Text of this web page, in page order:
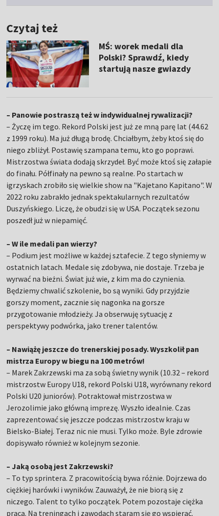
Czytaj też
MŚ: worek medali dla
Polski? Sprawdź, kiedy
startują nasze gwiazdy
– Panowie postraszą też w indywidualnej rywalizacji?
– Życzę im tego. Rekord Polski jest już ze mną parę lat (44.62
z 1999 roku). Ma już długą brodę. Chciałbym, żeby ktoś się do
niego zbliżył. Postawię szampana temu, kto go poprawi.
Mistrzostwa świata dodają skrzydeł. Być może ktoś się załapie
do finału. Półfinały na pewno są realne. Po startach w
igrzyskach zrobiło się wielkie show na "Kajetano Kapitano". W
2022 roku zabrakło jednak spektakularnych rezultatów
Duszyńskiego. Liczę, że obudzi się w USA. Początek sezonu
poszedł już w niepamięć.
– W ile medali pan wierzy?
– Podium jest możliwe w każdej sztafecie. Z tego słyniemy w
ostatnich latach. Medale się zdobywa, nie dostaje. Trzeba je
wyrwać na bieżni. Świat już wie, z kim ma do czynienia.
Będziemy chwalić szkolenie, bo są wyniki. Gdy przyjdzie
gorszy moment, zacznie się nagonka na gorsze
przygotowanie młodzieży. Ja obserwuję sytuację z
perspektywy podwórka, jako trener talentów.
– Nawiążę jeszcze do trenerskiej posady. Wyszkolił pan
mistrza Europy w biegu na 100 metrów!
– Marek Zakrzewski ma za sobą świetny wynik (10.32 – rekord
mistrzostw Europy U18, rekord Polski U18, wyrównany rekord
Polski U20 juniorów). Potraktował mistrzostwa w
Jerozolimie jako główną imprezę. Wyszło idealnie. Czas
zaprezentować się jeszcze podczas mistrzostw kraju w
Bielsko-Białej. Teraz nic nie musi. Tylko może. Byle zdrowie
dopisywało również w kolejnym sezonie.
– Jaką osobą jest Zakrzewski?
– To typ sprintera. Z pracowitością bywa różnie. Dojrzewa do
ciężkiej harówki i wyników. Zauważył, że nie biorą się z
niczego. Talent to tylko początek. Potem pozostaje ciężka
praca. Na treningach i zawodach staram się go wspierać.